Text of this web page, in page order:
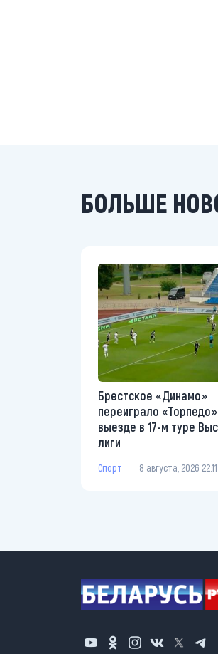
БОЛЬШЕ
Брестское «Динамо»
переиграло
выезде в 17-м туре
лиги
Спорт 8 августа, 2026 22:11